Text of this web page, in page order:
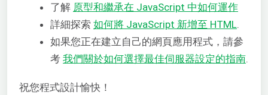
了解 原型和繼承在 JavaScript 中如何運作
詳細探索 如何將 JavaScript 新增至 HTML
如果您正在建立自己的網頁應用程式，請參
考 我們關於如何選擇最佳伺服器設定的指南
祝您程式設計愉快！